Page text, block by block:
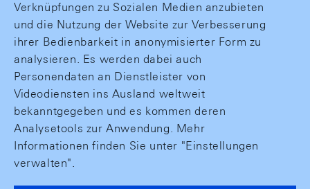
Verknüpfungen zu Sozialen Medien anzubieten
und die Nutzung der Website zur Verbesserung
ihrer Bedienbarkeit in anonymisierter Form zu
analysieren. Es werden dabei auch
Personendaten an Dienstleister von
Videodiensten ins Ausland weltweit
bekanntgegeben und es kommen deren
Analysetools zur Anwendung. Mehr
Informationen finden Sie unter "Einstellungen
verwalten".